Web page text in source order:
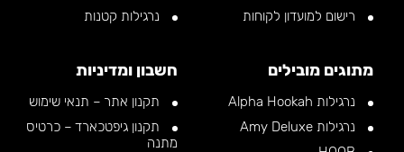
רישום למועדון לקוחות
נרגילות קטנות
מתוגים מובילים
נרגילות Alpha Hookah
נרגילות Amy Deluxe
חשבון ומדיניות
תקנון אתר – תנאי שימוש
תקנון גיפטכארד – כרטיס
מתנה